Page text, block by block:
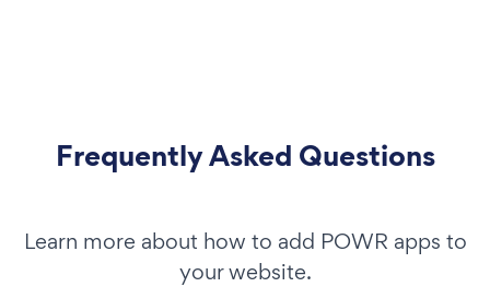
Frequently Asked Questions
Learn more about how to add POWR apps to
your website.